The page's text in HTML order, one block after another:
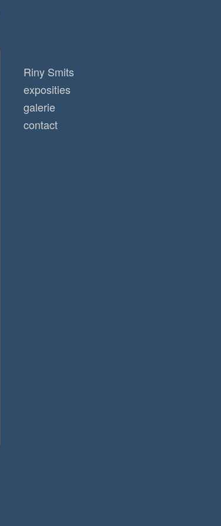
Riny Smits
exposities
galerie
contact